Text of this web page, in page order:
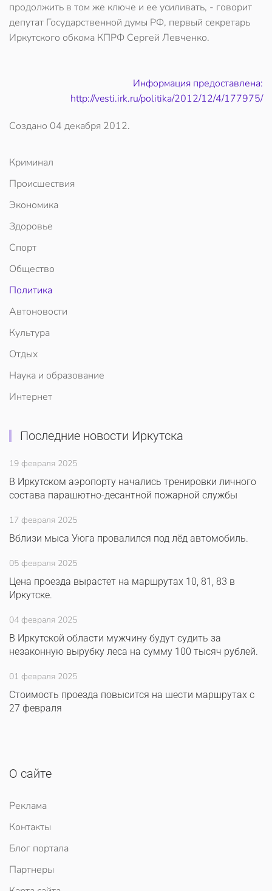
продолжить в том же ключе и ее усиливать, - говорит
депутат Государственной думы РФ, первый секретарь
Иркутского обкома КПРФ Сергей Левченко.
Информация предоставлена:
http://vesti.irk.ru/politika/2012/12/4/177975/
Создано 04 декабря 2012.
Криминал
Происшествия
Экономика
Здоровье
Спорт
Общество
Политика
Автоновости
Культура
Отдых
Наука и образование
Интернет
Последние новости Иркутска
19 февраля 2025
В Иркутском аэропорту начались тренировки личного
состава парашютно-десантной пожарной службы
17 февраля 2025
Вблизи мыса Уюга провалился под лёд автомобиль.
05 февраля 2025
Цена проезда вырастет на маршрутах 10, 81, 83 в
Иркутске.
04 февраля 2025
В Иркутской области мужчину будут судить за
незаконную вырубку леса на сумму 100 тысяч рублей.
01 февраля 2025
Стоимость проезда повысится на шести маршрутах с
27 февраля
О сайте
Реклама
Контакты
Блог портала
Партнеры